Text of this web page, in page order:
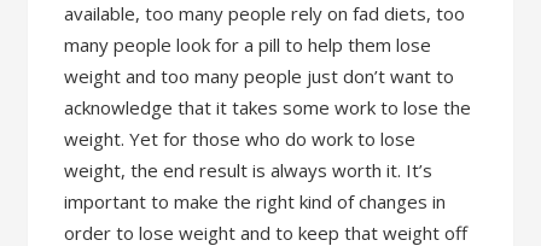
available, too many people rely on fad diets, too
many people look for a pill to help them lose
weight and too many people just don’t want to
acknowledge that it takes some work to lose the
weight. Yet for those who do work to lose
weight, the end result is always worth it. It’s
important to make the right kind of changes in
order to lose weight and to keep that weight off